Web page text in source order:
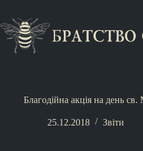
Благодійна акція на день
25.12.2018 Звіти